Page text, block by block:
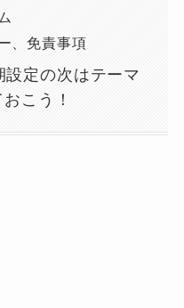
、免責事項
定の次はテーマ
こう！